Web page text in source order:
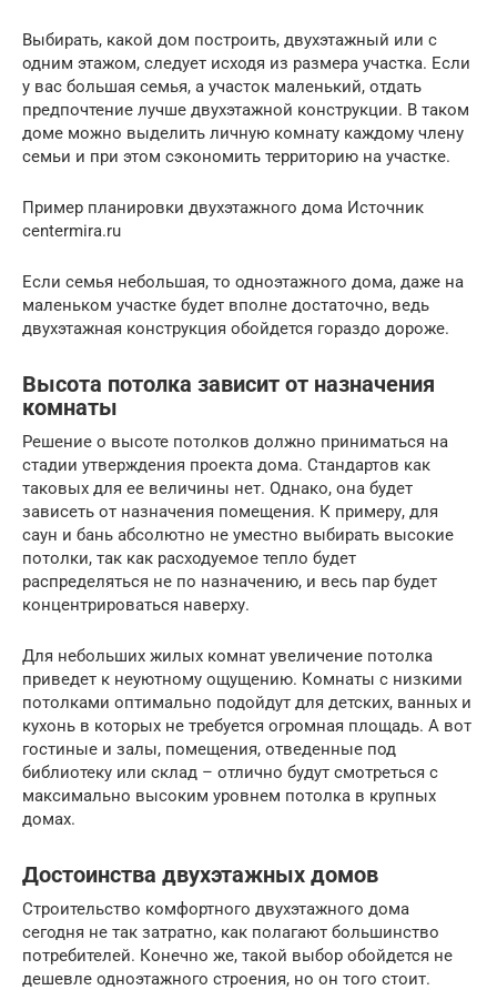
Выбирать, какой дом построить, двухэтажный или с
одним этажом, следует исходя из размера участка. Если
у вас большая семья, а участок маленький, отдать
предпочтение лучше двухэтажной конструкции. В таком
доме можно выделить личную комнату каждому члену
семьи и при этом сэкономить территорию на участке.
Пример планировки двухэтажного дома Источник
centermira.ru
Если семья небольшая, то одноэтажного дома, даже на
маленьком участке будет вполне достаточно, ведь
двухэтажная конструкция обойдется гораздо дороже.
Высота потолка зависит от назначения
комнаты
Решение о высоте потолков должно приниматься на
стадии утверждения проекта дома. Стандартов как
таковых для ее величины нет. Однако, она будет
зависеть от назначения помещения. К примеру, для
саун и бань абсолютно не уместно выбирать высокие
потолки, так как расходуемое тепло будет
распределяться не по назначению, и весь пар будет
концентрироваться наверху.
Для небольших жилых комнат увеличение потолка
приведет к неуютному ощущению. Комнаты с низкими
потолками оптимально подойдут для детских, ванных и
кухонь в которых не требуется огромная площадь. А вот
гостиные и залы, помещения, отведенные под
библиотеку или склад – отлично будут смотреться с
максимально высоким уровнем потолка в крупных
домах.
Достоинства двухэтажных домов
Строительство комфортного двухэтажного дома
сегодня не так затратно, как полагают большинство
потребителей. Конечно же, такой выбор обойдется не
дешевле одноэтажного строения, но он того стоит.